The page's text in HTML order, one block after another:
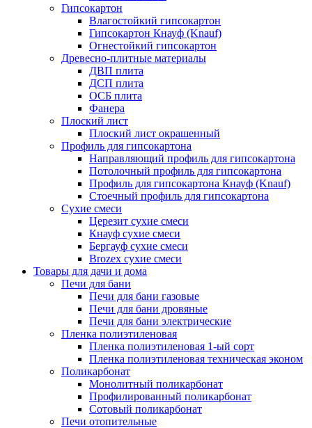
Гипсокартон
Влагостойкий гипсокартон
Гипсокартон Кнауф (Knauf)
Огнестойкий гипсокартон
Древесно-плитные материалы
ДВП плита
ДСП плита
ОСБ плита
Фанера
Плоский лист
Плоский лист окрашенный
Профиль для гипсокартона
Направляющий профиль для гипсокартона
Потолочный профиль для гипсокартона
Профиль для гипсокартона Кнауф (Knauf)
Стоечный профиль для гипсокартона
Сухие смеси
Церезит сухие смеси
Кнауф сухие смеси
Бергауф сухие смеси
Brozex сухие смеси
Товары для дачи и дома
Печи для бани
Печи для бани газовые
Печи для бани дровяные
Печи для бани электрические
Пленка полиэтиленовая
Пленка полиэтиленовая 1-ый сорт
Пленка полиэтиленовая техническая эконом
Поликарбонат
Монолитный поликарбонат
Профилированный поликарбонат
Сотовый поликарбонат
Печи отопительные